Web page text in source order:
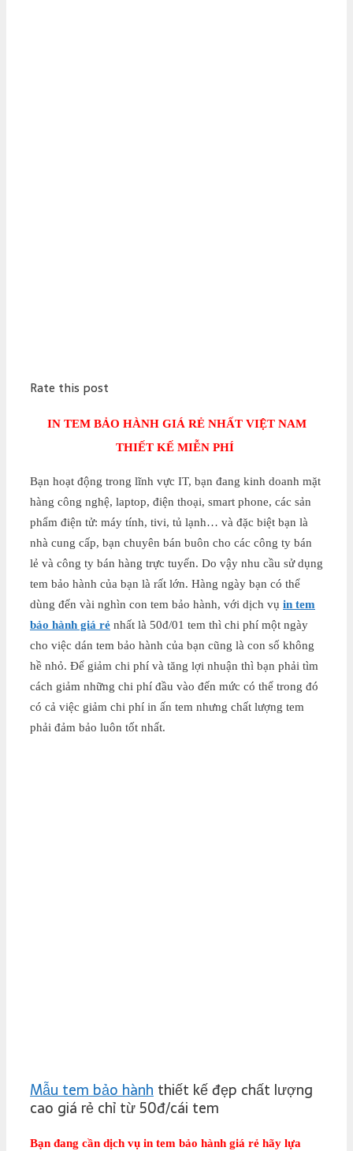
Rate this post
IN TEM BẢO HÀNH GIÁ RẺ NHẤT VIỆT NAM
THIẾT KẾ MIỄN PHÍ
Bạn hoạt động trong lĩnh vực IT, bạn đang kinh doanh mặt
hàng công nghệ, laptop, điện thoại, smart phone, các sản
phẩm điện tử: máy tính, tivi, tủ lạnh… và đặc biệt bạn là
nhà cung cấp, bạn chuyên bán buôn cho các công ty bán
lẻ và công ty bán hàng trực tuyến. Do vậy nhu cầu sử dụng
tem bảo hành của bạn là rất lớn. Hàng ngày bạn có thể
dùng đến vài nghìn con tem bảo hành, với dịch vụ in tem
bảo hành giá rẻ nhất là 50đ/01 tem thì chi phí một ngày
cho việc dán tem bảo hành của bạn cũng là con số không
hề nhỏ. Để giảm chi phí và tăng lợi nhuận thì bạn phải tìm
cách giảm những chi phí đầu vào đến mức có thể trong đó
có cả việc giảm chi phí in ấn tem nhưng chất lượng tem
phải đảm bảo luôn tốt nhất.
Mẫu tem bảo hành thiết kế đẹp chất lượng
cao giá rẻ chỉ từ 50đ/cái tem
Bạn đang cần dịch vụ in tem bảo hành giá rẻ hãy lựa